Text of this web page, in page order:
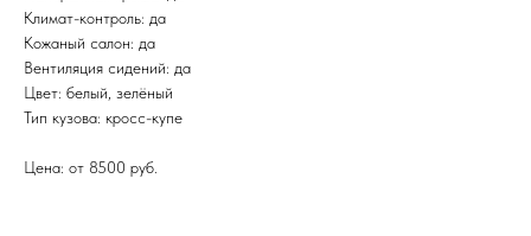
Климат-контроль: да
Кожаный салон: да
Вентиляция сидений: да
Цвет: белый, зелёный
Тип кузова: кросс-купе
Цена: от 8500 руб.